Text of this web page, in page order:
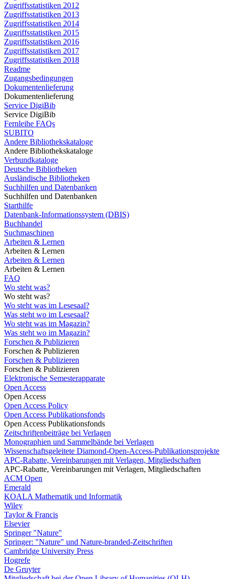
Zugriffsstatistiken 2012
Zugriffsstatistiken 2013
Zugriffsstatistiken 2014
Zugriffsstatistiken 2015
Zugriffsstatistiken 2016
Zugriffsstatistiken 2017
Zugriffsstatistiken 2018
Readme
Zugangsbedingungen
Dokumentenlieferung
Dokumentenlieferung
Service DigiBib
Service DigiBib
Fernleihe FAQs
SUBITO
Andere Bibliothekskataloge
Andere Bibliothekskataloge
Verbundkataloge
Deutsche Bibliotheken
Ausländische Bibliotheken
Suchhilfen und Datenbanken
Suchhilfen und Datenbanken
Starthilfe
Datenbank-Informationssystem (DBIS)
Buchhandel
Suchmaschinen
Arbeiten & Lernen
Arbeiten & Lernen
Arbeiten & Lernen
Arbeiten & Lernen
FAQ
Wo steht was?
Wo steht was?
Wo steht was im Lesesaal?
Was steht wo im Lesesaal?
Wo steht was im Magazin?
Was steht wo im Magazin?
Forschen & Publizieren
Forschen & Publizieren
Forschen & Publizieren
Forschen & Publizieren
Elektronische Semesterapparate
Open Access
Open Access
Open Access Policy
Open Access Publikationsfonds
Open Access Publikationsfonds
Zeitschriftenbeiträge bei Verlagen
Monographien und Sammelbände bei Verlagen
Wissenschaftsgeleitete Diamond-Open-Access-Publikationsprojekte
APC-Rabatte, Vereinbarungen mit Verlagen, Mitgliedschaften
APC-Rabatte, Vereinbarungen mit Verlagen, Mitgliedschaften
ACM Open
Emerald
KOALA Mathematik und Informatik
Wiley
Taylor & Francis
Elsevier
Springer "Nature"
Springer: "Nature" und Nature-branded-Zeitschriften
Cambridge University Press
Hogrefe
De Gruyter